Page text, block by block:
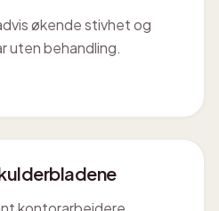
økende stivhet og
uten behandling.